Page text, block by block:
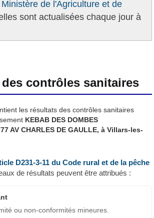
de l'Agriculture et de
sont actualisées chaque jour à
contrôles sanitaires
les résultats des contrôles sanitaires
KEBAB DES DOMBES
AV CHARLES DE GAULLE, à Villars-les-
D231-3-11 du Code rural et de la pêche
de résultats peuvent être attribués :
ou non-conformités mineures.